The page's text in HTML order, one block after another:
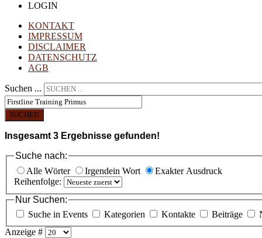
LOGIN
KONTAKT
IMPRESSUM
DISCLAIMER
DATENSCHUTZ
AGB
Suchen ...
SUCHEN
Insgesamt 3 Ergebnisse gefunden!
Suche nach:
Alle Wörter
Irgendein Wort
Exakter Ausdruck
Reihenfolge:
Nur Suchen:
Suche in Events
Kategorien Kontakte Beiträge
Anzeige #